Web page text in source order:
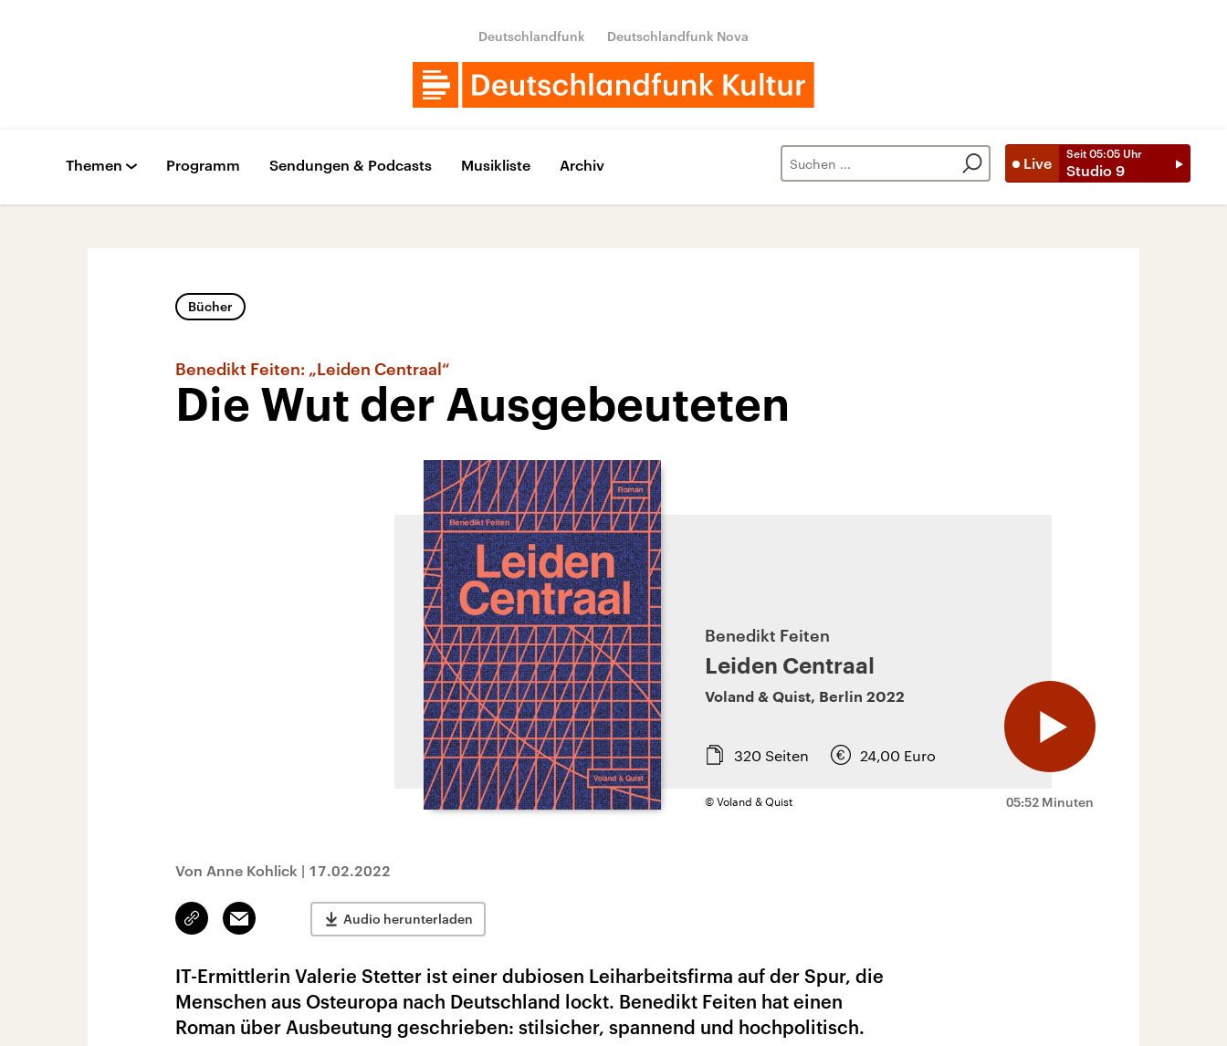
Deutschlandfunk Deutschlandfunk Nova
Live
Seit 05:05 Uhr
Studio 9
Themen Programm Sendungen & Podcasts Musikliste Archiv
Bücher
Benedikt Feiten: „Leiden Centraal“
Die Wut der Ausgebeuteten
05:52 Minuten
© Voland & Quist
Benedikt Feiten
Leiden Centraal
Voland & Quist, Berlin 2022
320 Seiten 24,00 Euro
Von Anne Kohlick | 17.02.2022
Link
kopieren/teilen
Email Audio herunterladen
IT-Ermittlerin Valerie Stetter ist einer dubiosen Leiharbeitsfirma auf der Spur, die
Menschen aus Osteuropa nach Deutschland lockt. Benedikt Feiten hat einen
Roman über Ausbeutung geschrieben: stilsicher, spannend und hochpolitisch.